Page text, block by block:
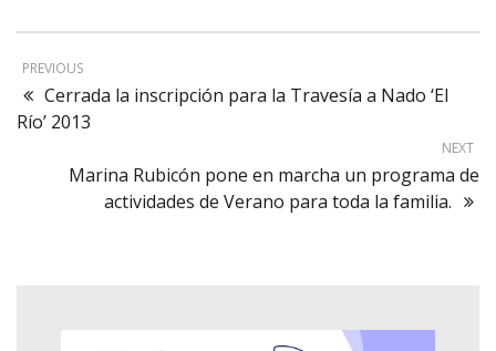
PREVIOUS
Cerrada la inscripción para la Travesía a Nado ‘El
Río’ 2013
NEXT
Marina Rubicón pone en marcha un programa de
actividades de Verano para toda la familia.